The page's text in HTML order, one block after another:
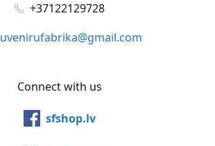
+37122129728
Connect with us
sfshop.lv